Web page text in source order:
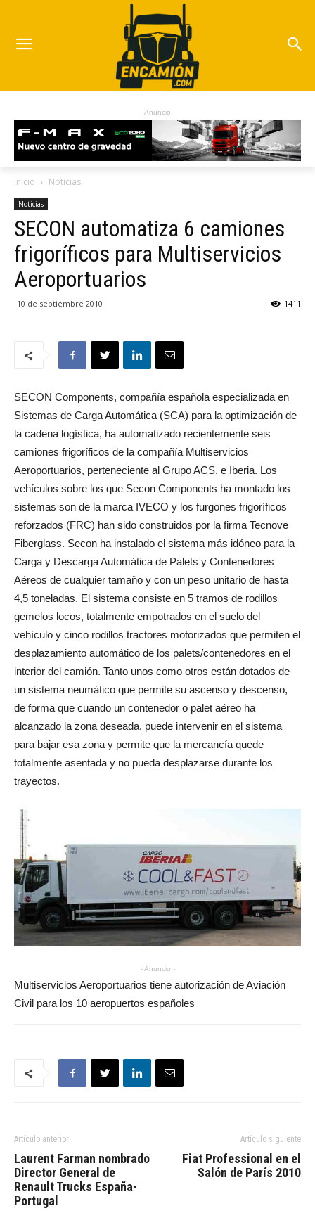
Anuncio
Inicio Noticias
Noticias
SECON automatiza 6 camiones
frigoríficos para Multiservicios
Aeroportuarios
10 de septiembre 2010 1411
SECON Components, compañía española especializada en
Sistemas de Carga Automática (SCA) para la optimización de
la cadena logística, ha automatizado recientemente seis
camiones frigoríficos de la compañía Multiservicios
Aeroportuarios, perteneciente al Grupo ACS, e Iberia. Los
vehículos sobre los que Secon Components ha montado los
sistemas son de la marca IVECO y los furgones frigoríficos
reforzados (FRC) han sido construidos por la firma Tecnove
Fiberglass. Secon ha instalado el sistema más idóneo para la
Carga y Descarga Automática de Palets y Contenedores
Aéreos de cualquier tamaño y con un peso unitario de hasta
4,5 toneladas. El sistema consiste en 5 tramos de rodillos
gemelos locos, totalmente empotrados en el suelo del
vehículo y cinco rodillos tractores motorizados que permiten el
desplazamiento automático de los palets/contenedores en el
interior del camión. Tanto unos como otros están dotados de
un sistema neumático que permite su ascenso y descenso,
de forma que cuando un contenedor o palet aéreo ha
alcanzado la zona deseada, puede intervenir en el sistema
para bajar esa zona y permite que la mercancía quede
totalmente asentada y no pueda desplazarse durante los
trayectos.
- Anuncio -
Multiservicios Aeroportuarios tiene autorización de Aviación
Civil para los 10 aeropuertos españoles
Artículo anterior
Laurent Farman nombrado
Director General de
Renault Trucks España-
Portugal
Artículo siguiente
Fiat Professional en el
Salón de París 2010